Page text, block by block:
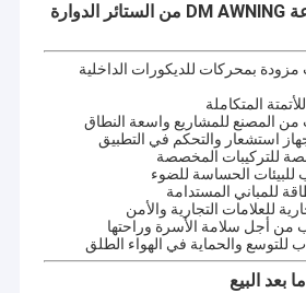
عرض المنتج: مجموعة DM AWNING من الستائر الدوارة
بمحركات للديكورات الداخلية
المتكاملة
من المصنع للمشاريع واسعة النطاق
استشعار والتحكم في التطبيق
للتركيبات المخصصة
للبيئات الحساسة للضوء
للمباني المستدامة
للعلامات التجارية والأمن
من أجل سلامة الأسرة وراحتها
للتوسع والحماية في الهواء الطلق
بعد البيع